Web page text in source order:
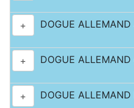
+ DOGUE
+ DOGUE
+ DOGUE